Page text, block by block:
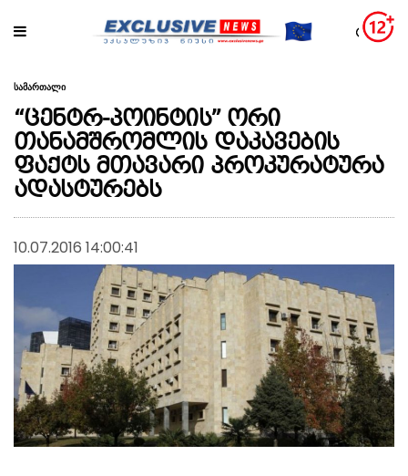
სამართალი
“ცენტრ-პოინტის” ორი
თანამშრომლის დაკავების
ფაქტს მთავარი პროკურატურა
ადასტურებს
10.07.2016 14:00:41